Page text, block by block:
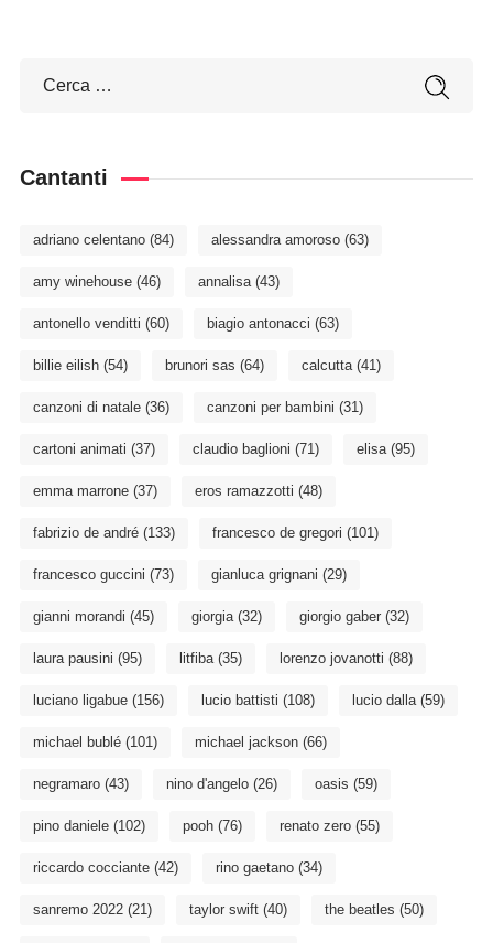
Cantanti
adriano celentano(84) alessandra amoroso(63)
amy winehouse(46) annalisa(43)
antonello venditti (60) biagio antonacci (63)
billie eilish(54) brunori sas (64) calcutta(41)
canzoni di natale(36) canzoni per bambini (31)
cartoni animati (37) claudio baglioni (71) elisa(95)
emma marrone(37) eros ramazzotti (48)
fabrizio de andré(133) francesco de gregori (101)
francesco guccini (73) gianluca grignani (29)
gianni morandi (45) giorgia(32) giorgio gaber(32)
laura pausini (95) litfiba(35) lorenzo jovanotti (88)
luciano ligabue(156) lucio battisti (108) lucio dalla(59)
michael bublé(101) michael jackson(66)
negramaro(43) nino d'angelo(26) oasis (59)
pino daniele(102) pooh(76) renato zero(55)
riccardo cocciante(42) rino gaetano(34)
sanremo 2022(21) taylor swift(40) the beatles (50)